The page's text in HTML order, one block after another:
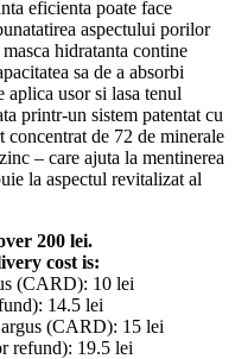
eficienta poate face
aspectului porilor
hidratanta contine
sa de a absorbi
aplica usor si lasa tenul
printr-un sistem patentat cu
concentrat de 72 de minerale
– care ajuta la mentinerea
la aspectul revitalizat al
200 lei.
cost is:
(CARD): 10 lei
14.5 lei
(CARD): 15 lei
refund): 19.5 lei